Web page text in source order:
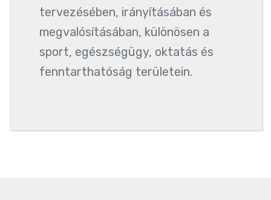
tervezésében, irányításában és
megvalósításában, különösen a
sport, egészségügy, oktatás és
fenntarthatóság területein.